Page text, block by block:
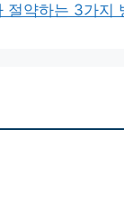
절약하는 3가지